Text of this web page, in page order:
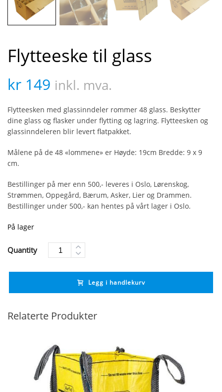
Flytteeske til glass
kr 149 inkl. mva.
Flytteesken med glassinndeler rommer 48 glass. Beskytter
dine glass og flasker under flytting og lagring. Flytteesken og
glassinndeleren blir levert flatpakket.
Målene på de 48 «lommene» er Høyde: 19cm Bredde: 9 x 9
cm.
Bestillinger på mer enn 500,- leveres i Oslo, Lørenskog,
Strømmen, Oppegård, Bærum, Asker, Lier og Drammen.
Bestillinger under 500,- kan hentes på vårt lager i Oslo.
På lager
Quantity
Legg i handlekurv
Relaterte Produkter